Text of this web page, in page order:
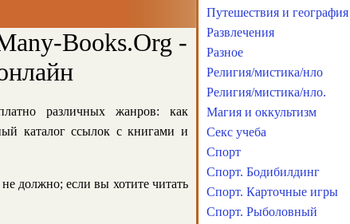
Books.Org -
различных жанров: как
каталог ссылок с книгами и
должно; если вы хотите читать
Путешествия и география
Развлечения
Разное
Религия/мистика/нло
Религия/мистика/нло.
Магия и оккультизм
Секс учеба
Спорт
Спорт. Бодибилдинг
Спорт. Карточные игры
Спорт. Рыболовный